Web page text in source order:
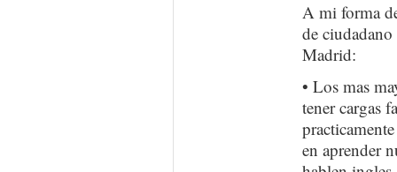
A mi forma
de
Madrid:
• Los mas
tener cargas
en aprender